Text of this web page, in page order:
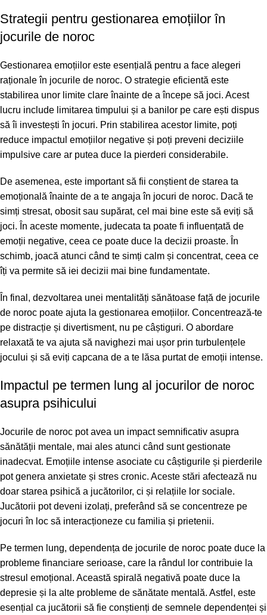
Strategii pentru gestionarea emoțiilor în
jocurile de noroc
Gestionarea emoțiilor este esențială pentru a face alegeri
raționale în jocurile de noroc. O strategie eficientă este
stabilirea unor limite clare înainte de a începe să joci. Acest
lucru include limitarea timpului și a banilor pe care ești dispus
să îi investești în jocuri. Prin stabilirea acestor limite, poți
reduce impactul emoțiilor negative și poți preveni deciziile
impulsive care ar putea duce la pierderi considerabile.
De asemenea, este important să fii conștient de starea ta
emoțională înainte de a te angaja în jocuri de noroc. Dacă te
simți stresat, obosit sau supărat, cel mai bine este să eviți să
joci. În aceste momente, judecata ta poate fi influențată de
emoții negative, ceea ce poate duce la decizii proaste. În
schimb, joacă atunci când te simți calm și concentrat, ceea ce
îți va permite să iei decizii mai bine fundamentate.
În final, dezvoltarea unei mentalități sănătoase față de jocurile
de noroc poate ajuta la gestionarea emoțiilor. Concentrează-te
pe distracție și divertisment, nu pe câștiguri. O abordare
relaxată te va ajuta să navighezi mai ușor prin turbulențele
jocului și să eviți capcana de a te lăsa purtat de emoții intense.
Impactul pe termen lung al jocurilor de noroc
asupra psihicului
Jocurile de noroc pot avea un impact semnificativ asupra
sănătății mentale, mai ales atunci când sunt gestionate
inadecvat. Emoțiile intense asociate cu câștigurile și pierderile
pot genera anxietate și stres cronic. Aceste stări afectează nu
doar starea psihică a jucătorilor, ci și relațiile lor sociale.
Jucătorii pot deveni izolați, preferând să se concentreze pe
jocuri în loc să interacționeze cu familia și prietenii.
Pe termen lung, dependența de jocurile de noroc poate duce la
probleme financiare serioase, care la rândul lor contribuie la
stresul emoțional. Această spirală negativă poate duce la
depresie și la alte probleme de sănătate mentală. Astfel, este
esențial ca jucătorii să fie conștienți de semnele dependenței și